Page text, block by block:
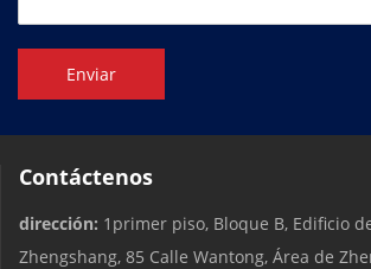
Enviar
Contáctenos
dirección: 1primer piso, Bloque B, Edificio
Zhengshang, 85 Calle Wantong, Área de